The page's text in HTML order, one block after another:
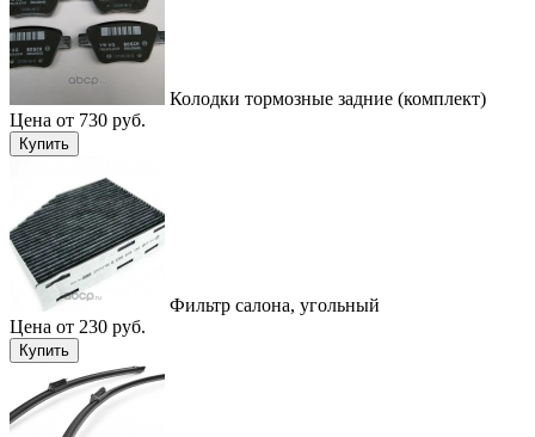
Колодки тормозные задние (комплект)
Цена от 730 руб.
Купить
Фильтр салона, угольный
Цена от 230 руб.
Купить